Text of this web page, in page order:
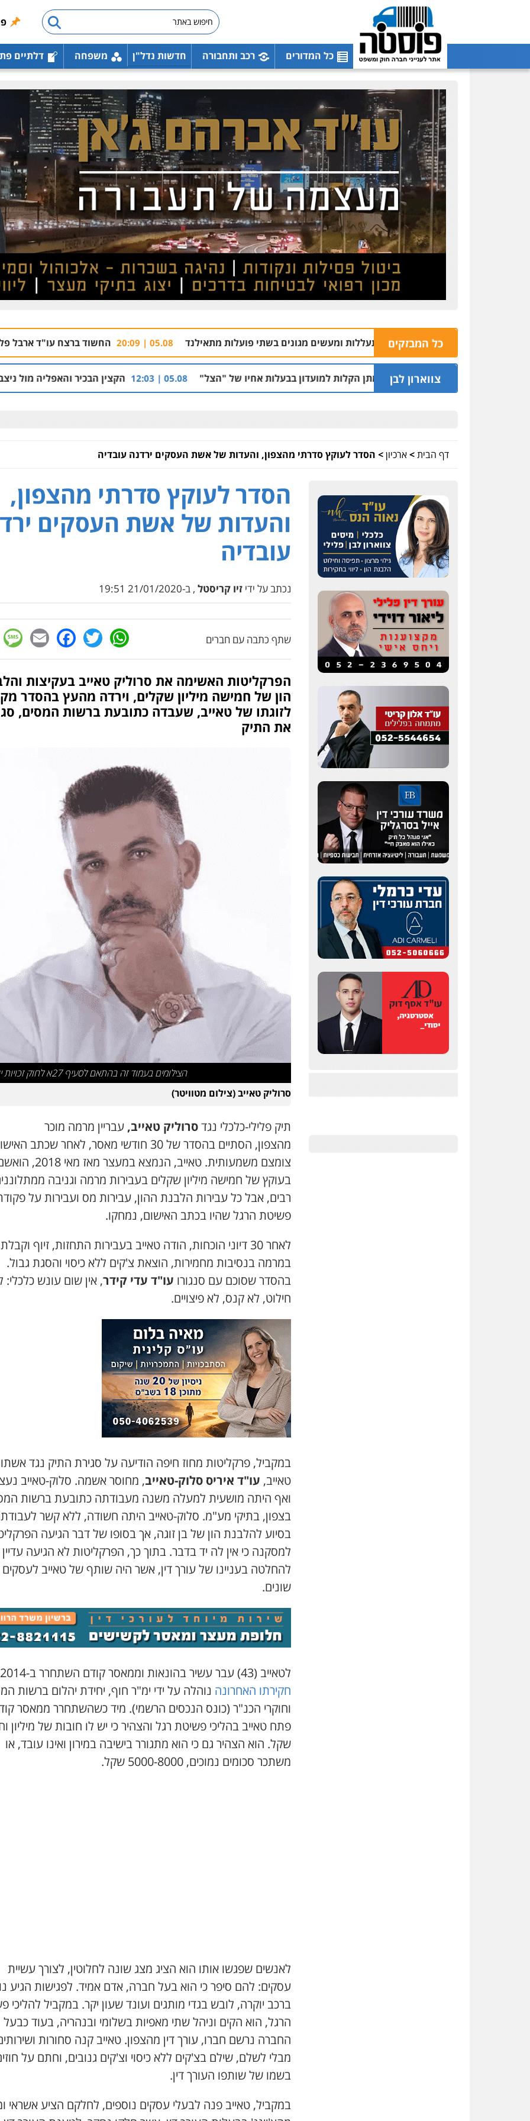
כל המדורים רכב ותחבורה חדשות נדל"ן משפחה דלתיים
כל המבזקים
אליכין נאשם בהתעללות ומעשים מגונים בשתי פועלות מתאילנד 05.08 | 20:09 החשוד ברצח עו"ד ארבל פלדמן טען לרקע
צווארון לבן
נחקרו בחשד למתן הקלות למועדון בבעלות אחיו של "הצל" 05.08 | 12:03 הקצין הבכיר והאפליה מול ניצב מני בנימין
דף הבית>ארכיון> הסדר לעוקץ סדרתי מהצפון, והעדות של אשת העסקים ירדנה עובדיה
הסדר לעוקץ סדרתי מהצפון,
והעדות של אשת העסקים
עובדיה
נכתב על ידי זיו קריסטל , ב-21/01/2020 19:51
שתף כתבה עם חברים WhatsApp
Twitter
הפרקליטות האשימה את סרוליק טאייב בעקיצות
הון של חמישה מיליון שקלים, וירדה מהעץ בהסדר
לזוגתו של טאייב, שעבדה כתובעת ברשות המסים,
את התיק
הצילומים בעמוד זה בהתאם לסעיף 27א לחוק זכויות יוצרים
סרוליק טאייב (צילום מטוויטר)
תיק פלילי-כלכלי נגדסרוליק טאייב,עבריין מרמה מוכר
מהצפון, הסתיים בהסדר של 30 חודשי מאסר, לאחר שכתב
צומצם משמעותית. טאייב, הנמצא במעצר מאז מאי
בעוקץ של חמישה מיליון שקלים בעבירות מרמה וגניבה
רבים, אבל כל עבירות הלבנת ההון, עבירות מס ועבירות על
פשיטת הרגל שהיו בכתב האישום, נמחקו.
לאחר 30 דיוני הוכחות, הודה טאייב בעבירות התחזות, זיוף
במרמה בנסיבות מחמירות, הוצאת צ'קים ללא כיסוי והסגת גבול.
בהסדר שסוכם עם סנגורו עו"ד עדי קידר, אין שום עונש כלכלי:
חילוט, לא קנס, לא פיצויים.
במקביל, פרקליטות מחוז חיפה הודיעה על סגירת התיק נגד
טאייב, עו"ד איריס סלוק-טאייב, מחוסר אשמה. סלוק-טאייב
ואף היתה מושעית למעלה משנה מעבודתה כתובעת ברשות
בצפון, בתיקי מע"מ. סלוק-טאייב היתה חשודה, ללא קשר
בסיוע להלבנת הון של בן זוגה, אך בסופו של דבר הגיעה
למסקנה כי אין לה יד בדבר. בתוך כך, הפרקליטות לא הגיעה עדיין
להחלטה בעניינו של עורך דין, אשר היה שותף של טאייב לעסקים
שונים.
לטאייב (43) עבר עשיר בהונאות וממאסר קודם השתחרר ב-2014.
חקירתו האחרונה נוהלה על ידי ימ"ר חוף, יחידת יהלום ברשות
וחוקרי הכנ"ר (כונס הנכסים הרשמי). מיד כשהשתחרר ממאסר
פתח טאייב בהליכי פשיטת רגל והצהיר כי יש לו חובות של מיליון
שקל. הוא הצהיר גם כי הוא מתגורר בישיבה במירון ואינו עובד, או
משתכר סכומים נמוכים, 5000-8000 שקל.
לאנשים שפגשו אותו הוא הציג מצג שונה לחלוטין, לצורך עשיית
עסקים: להם סיפר כי הוא בעל חברה, אדם אמיד. לפגישות הגיע
ברכב יוקרה, לובש בגדי מותגים ועונד שעון יקר. במקביל להליכי
הרגל, הוא הקים וניהל שתי מאפיות בשלומי ובנהריה, בעוד כבעל
החברה נרשם חברו, עורך דין מהצפון. טאייב קנה סחורות
מבלי לשלם, שילם בצ'קים ללא כיסוי וצ'קים גנובים, וחתם על
בשמו של שותפו העורך דין.
במקביל, טאייב פנה לבעלי עסקים נוספים, לחלקם הציע אשראי